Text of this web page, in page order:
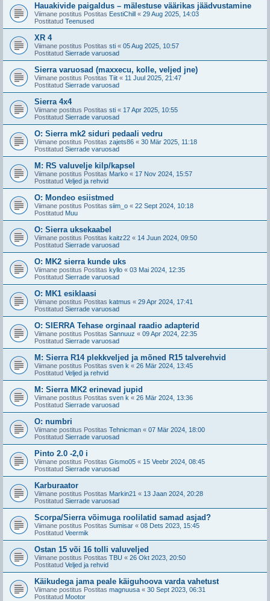
Hauakivide paigaldus – mälestuse väärikas jäädvustamine
Viimane postitus Postitas EestiChill « 29 Aug 2025, 14:03
Postitatud Teenused
XR 4
Viimane postitus Postitas sti « 05 Aug 2025, 10:57
Postitatud Sierrade varuosad
Sierra varuosad (maxxecu, kolle, veljed jne)
Viimane postitus Postitas Tiit « 11 Juul 2025, 21:47
Postitatud Sierrade varuosad
Sierra 4x4
Viimane postitus Postitas sti « 17 Apr 2025, 10:55
Postitatud Sierrade varuosad
O: Sierra mk2 siduri pedaali vedru
Viimane postitus Postitas zajets86 « 30 Mär 2025, 11:18
Postitatud Sierrade varuosad
M: RS valuvelje kilp/kapsel
Viimane postitus Postitas Marko « 17 Nov 2024, 15:57
Postitatud Veljed ja rehvid
O: Mondeo esiistmed
Viimane postitus Postitas siim_o « 22 Sept 2024, 10:18
Postitatud Muu
O: Sierra uksekaabel
Viimane postitus Postitas kaitz22 « 14 Juun 2024, 09:50
Postitatud Sierrade varuosad
O: MK2 sierra kunde uks
Viimane postitus Postitas kyllo « 03 Mai 2024, 12:35
Postitatud Sierrade varuosad
O: MK1 esiklaasi
Viimane postitus Postitas katmus « 29 Apr 2024, 17:41
Postitatud Sierrade varuosad
O: SIERRA Tehase orginaal raadio adapterid
Viimane postitus Postitas Sannuuz « 09 Apr 2024, 22:35
Postitatud Sierrade varuosad
M: Sierra R14 plekkveljed ja mõned R15 talverehvid
Viimane postitus Postitas sven k « 26 Mär 2024, 13:45
Postitatud Veljed ja rehvid
M: Sierra MK2 erinevad jupid
Viimane postitus Postitas sven k « 26 Mär 2024, 13:36
Postitatud Sierrade varuosad
O: numbri
Viimane postitus Postitas Tehnicman « 07 Mär 2024, 18:00
Postitatud Sierrade varuosad
Pinto 2.0 -2,0 i
Viimane postitus Postitas Gismo05 « 15 Veebr 2024, 08:45
Postitatud Sierrade varuosad
Karburaator
Viimane postitus Postitas Markin21 « 13 Jaan 2024, 20:28
Postitatud Sierrade varuosad
Scorpa/Sierra võimuga roolilatid samad asjad?
Viimane postitus Postitas Sumisar « 08 Dets 2023, 15:45
Postitatud Veermik
Ostan 15 või 16 tolli valuveljed
Viimane postitus Postitas TBU « 26 Okt 2023, 20:50
Postitatud Veljed ja rehvid
Käikudega jama peale käiguhoova varda vahetust
Viimane postitus Postitas magnuusa « 30 Sept 2023, 06:31
Postitatud Mootor